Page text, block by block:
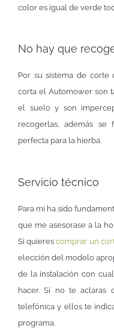
color es igual de verde
No hay que
Por su sistema de corte
corta el Automower son
el suelo y son
recogerlas, además se
perfecta para la hierba.
Servicio técnico
Para mi ha sido
que me asesorase a la
Si quierescomprar un
elección del modelo
de la instalación con
hacer. Si no te aclaras
telefónica y ellos te
programa.